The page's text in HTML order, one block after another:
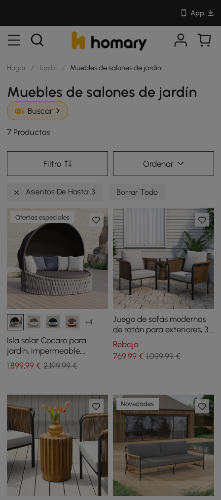
App
Hogar / Jardín / Muebles de salones de jardín
Muebles de salones de jardín
Buscar
7 Productos
Filtro Ordenar
Asientos De Hasta: 3 Borrar Todo
Ofertas especiales
+4
Isla solar Cocaro para
jardín, impermeable,
trenzada, gris, con marco
de aluminio y toldo
1.899,99 € 2.199,99 €
Juego de sofás modernos
de ratán para exteriores, 3
piezas, con tapa de cristal
y cojín gris
Rebaja
769,99€ 1.099,99 €
Novedades